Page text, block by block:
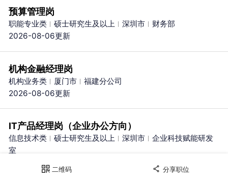
预算管理岗
职能专业类 硕士研究生及以上 深圳市
财务部
2026-08-06更新
机构金融经理岗
机构业务类 厦门市
福建分公司
2026-08-06更新
IT产品经理岗（企业办公方向）
信息技术类 硕士研究生及以上 深圳市
企业科技赋能研发
室
2026-07-30更新
二维码 分享职位